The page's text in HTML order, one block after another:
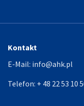
Kontakt
E-Mail: info@ahk.pl
Telefon: + 48 22 53 10